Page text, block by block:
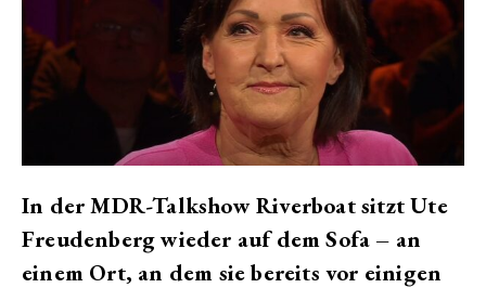
In der MDR-Talkshow Riverboat sitzt Ute
Freudenberg wieder auf dem Sofa – an
einem Ort, an dem sie bereits vor einigen